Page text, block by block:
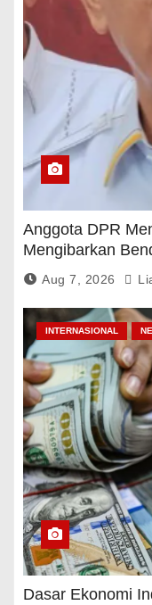
Anggota DPR
Mengibarkan
Tanda Rasa
Aug 7, 2026
INTERNASIONAL
Dasar Ekonomi